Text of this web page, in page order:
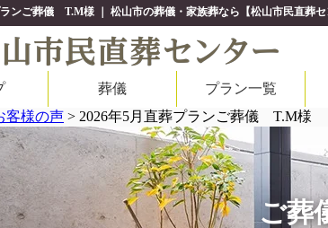
ンご葬儀 T.M様 ｜ 松山市の葬儀・家族葬なら【松山市民直葬セ
葬儀 プラン一覧
客様の声 > 2026年5月直葬プランご葬儀 T.M様
ご葬